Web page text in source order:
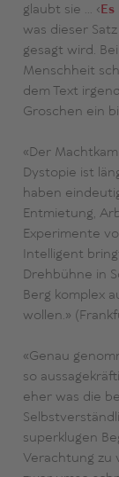
glaubt sie … ‹
was dieser
gesagt wird.
Menschheit
dem Text
Groschen ein
«Der
Dystopie ist
haben
Entmietung,
Experimente
Intelligent
Drehbühne in
Berg komplex
wollen.»
«Genau
so
eher was die
superklugen
Verachtung zu